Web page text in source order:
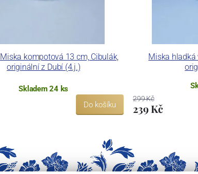
Miska kompotová 13 cm, Cibulák,
originální z Dubí (4.j.)
Skladem 24 ks
Do košíku
Miska hladká
299 Kč
239 Kč